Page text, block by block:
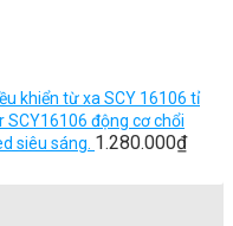
khiển từ xa SCY 16106 tỉ
SCY16106 động cơ chổi
siêu sáng. 1.280.000₫